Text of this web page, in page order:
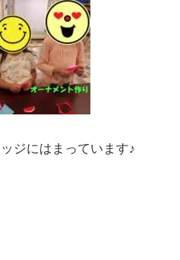
ジにはまっています♪